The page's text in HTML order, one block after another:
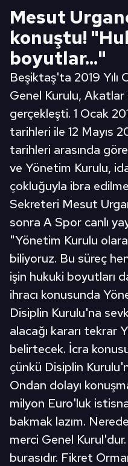
Mesut
konuştu!
boyutlar..."
Beşiktaş'ta 2019 Yılı
Genel Kurulu,
gerçekleşti. 1 Ocak
tarihleri ile 12 Mayıs
tarihleri arasında
ve Yönetim Kurulu,
çokluğuyla ibra
Sekreteri Mesut
sonra A Spor canlı
"Yönetim Kurulu
biliyoruz. Bu süreç
işin hukuki boyutları
ihracı konusunda
Disiplin Kurulu'na
alacağı kararı tekrar
belirtecek. İcra
çünkü Disiplin
Ondan dolayı
milyon Euro'luk
bakmak lazım.
merci Genel
burasıdır. Fikret